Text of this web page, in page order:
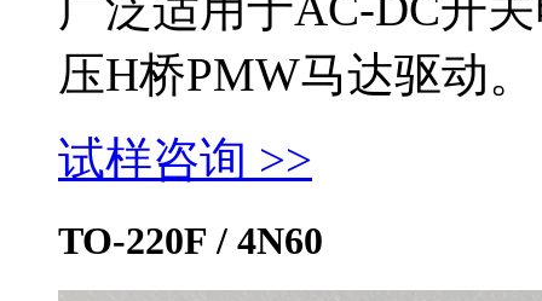
压H桥PMW马达驱动。
试样咨询 >>
TO-220F / 4N60